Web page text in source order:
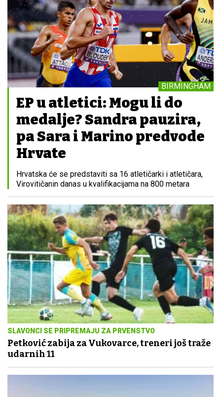
BIRMINGHAM
EP u atletici: Mogu li do
medalje? Sandra pauzira,
pa Sara i Marino predvode
Hrvate
Hrvatska će se predstaviti sa 16 atletičarki i atletičara,
Virovitičanin danas u kvalifikacijama na 800 metara
SLAVONCI SE PRIPREMAJU ZA PRVENSTVO
Petković zabija za Vukovarce, treneri još traže
udarnih 11